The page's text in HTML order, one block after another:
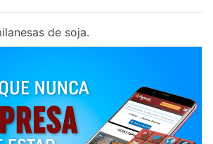
de soja.